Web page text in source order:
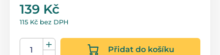
139 Kč
115 Kč bez DPH
Přidat do košíku